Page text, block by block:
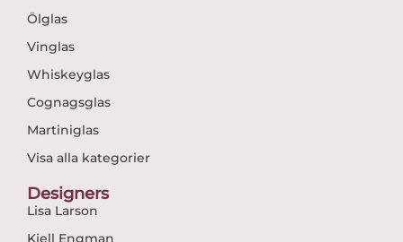
Ölglas
Vinglas
Whiskeyglas
Cognagsglas
Martiniglas
Visa alla kategorier
Designers
Lisa Larson
Kjell Engman